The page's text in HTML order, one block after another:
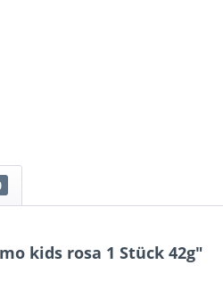
kids rosa 1 Stück 42g"